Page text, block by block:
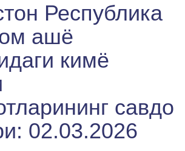
Республика
ашё
кимё
савдо
02.03.2026